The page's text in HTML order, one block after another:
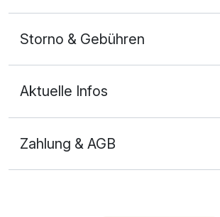
Storno & Gebühren
Aktuelle Infos
Zahlung & AGB